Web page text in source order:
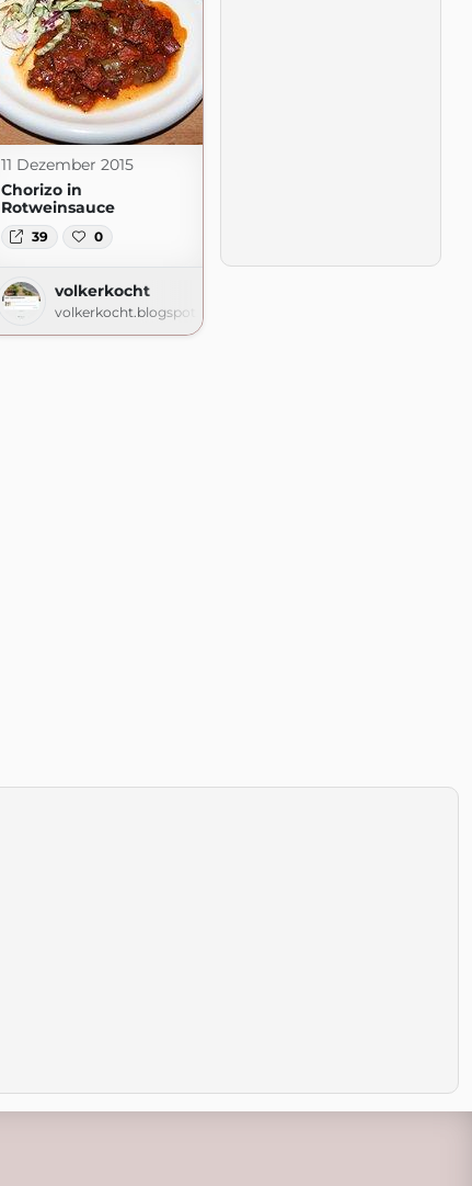
11 Dezember 2015
Chorizo in
Rotweinsauce
39 0
volkerkocht
volkerkocht.blogspot.com